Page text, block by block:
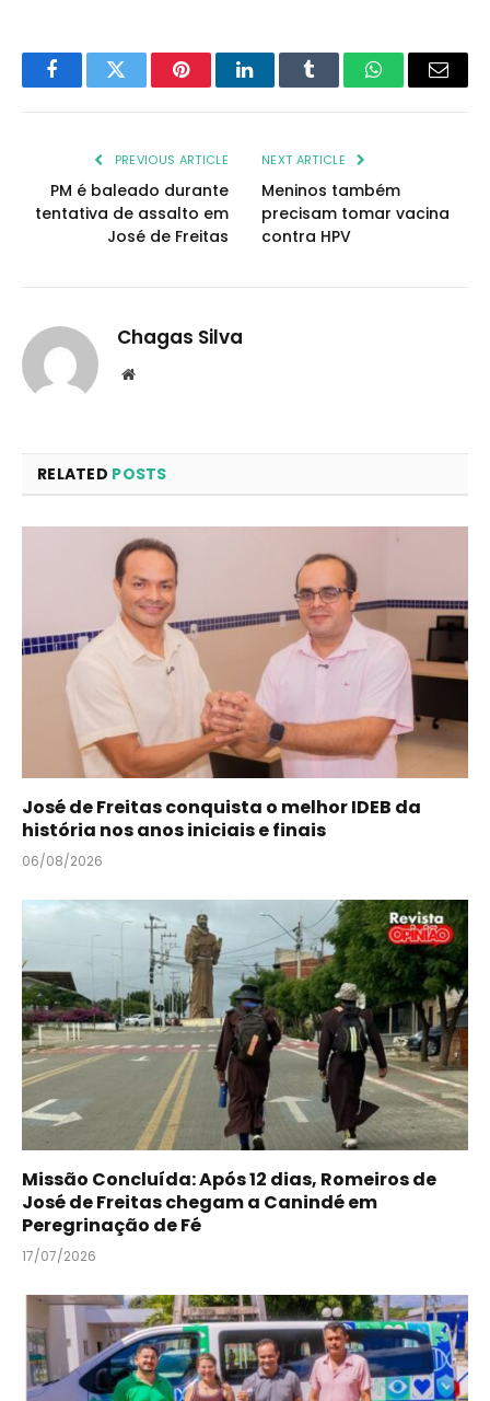
FacebookTwitter PinterestLinkedInTumblr WhatsAppEmail
PREVIOUS ARTICLE
PM é baleado durante
tentativa de assalto em
José de Freitas
NEXT ARTICLE
Meninos também
precisam tomar vacina
contra HPV
Chagas Silva
Website
RELATED POSTS
José de Freitas conquista o melhor IDEB da
história nos anos iniciais e finais
06/08/2026
Missão Concluída: Após 12 dias, Romeiros de
José de Freitas chegam a Canindé em
Peregrinação de Fé
17/07/2026